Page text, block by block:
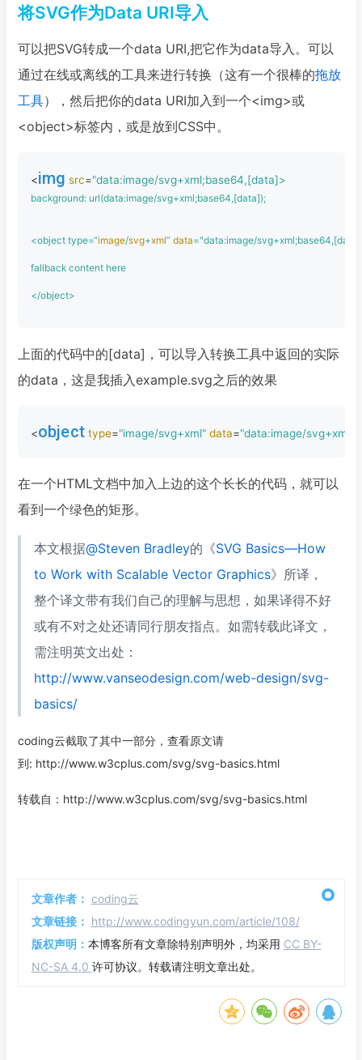
将SVG作为Data URI导入
可以把SVG转成一个data URI,把它作为data导入。可以
通过在线或离线的工具来进行转换（这有一个很棒的拖放
工具），然后把你的data URI加入到一个<img>或
<object>标签内，或是放到CSS中。
<img src=
background: url(data:image/svg+xml;base64,[data]);
<object type=“image/svg+xml” data="data:image/
fallback content here
</object>
上面的代码中的[data]，可以导入转换工具中返回的实际
的data，这是我插入example.svg之后的效果
<object type="image/svg+xml" data="data:image/
在一个HTML文档中加入上边的这个长长的代码，就可以
看到一个绿色的矩形。
本文根据@Steven Bradley的《SVG Basics—How
to Work with Scalable Vector Graphics》所译，
整个译文带有我们自己的理解与思想，如果译得不好
或有不对之处还请同行朋友指点。如需转载此译文，
需注明英文出处：
http://www.vanseodesign.com/web-design/svg-
basics/
coding云截取了其中一部分，查看原文请
到: http://www.w3cplus.com/svg/svg-basics.html
转载自：http://www.w3cplus.com/svg/svg-basics.html
文章作者： coding云
文章链接： http://www.codingyun.com/article/108/
版权声明： 本博客所有文章除特别声明外，均采用 CC BY-
NC-SA 4.0 许可协议。转载请注明文章出处。